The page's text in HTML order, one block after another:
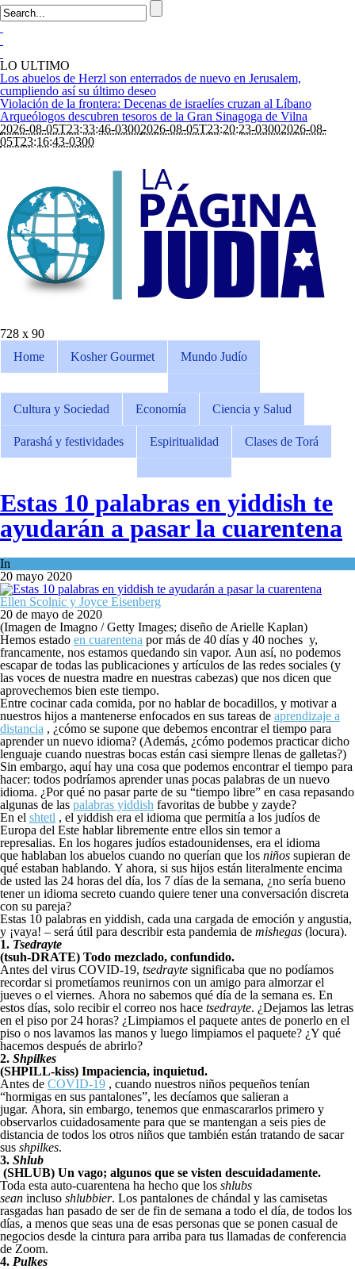
LO ULTIMO
Los abuelos de Herzl son enterrados de nuevo en Jerusalem,
cumpliendo así su último deseo
Violación de la frontera: Decenas de israelíes cruzan al Líbano
Arqueólogos descubren tesoros de la Gran Sinagoga de Vilna
2026-08-05T23:33:46-03002026-08-05T23:20:23-03002026-08-
05T23:16:43-0300
728 x 90
Home
Kosher Gourmet Mundo Judío
Cultura y Sociedad Economía Ciencia y Salud
Parashá y festividades Espiritualidad Clases de Torá
Estas 10 palabras en yiddish te
ayudarán a pasar la cuarentena
In
20 mayo 2020
Ellen Scolnic y Joyce Eisenberg
20 de mayo de 2020
(Imagen de Imagno / Getty Images; diseño de Arielle Kaplan)
Hemos estado en cuarentena por más de 40 días y 40 noches y,
francamente, nos estamos quedando sin vapor. Aun así, no podemos
escapar de todas las publicaciones y artículos de las redes sociales (y
las voces de nuestra madre en nuestras cabezas) que nos dicen que
aprovechemos bien este tiempo.
Entre cocinar cada comida, por no hablar de bocadillos, y motivar a
nuestros hijos a mantenerse enfocados en sus tareas de aprendizaje a
distancia , ¿cómo se supone que debemos encontrar el tiempo para
aprender un nuevo idioma? (Además, ¿cómo podemos practicar dicho
lenguaje cuando nuestras bocas están casi siempre llenas de galletas?)
Sin embargo, aquí hay una cosa que podemos encontrar el tiempo para
hacer: todos podríamos aprender unas pocas palabras de un nuevo
idioma. ¿Por qué no pasar parte de su “tiempo libre” en casa repasando
algunas de las palabras yiddish favoritas de bubbe y zayde?
En el shtetl , el yiddish era el idioma que permitía a los judíos de
Europa del Este hablar libremente entre ellos sin temor a
represalias. En los hogares judíos estadounidenses, era el idioma
que hablaban los abuelos cuando no querían que los niños supieran de
qué estaban hablando. Y ahora, si sus hijos están literalmente encima
de usted las 24 horas del día, los 7 días de la semana, ¿no sería bueno
tener un idioma secreto cuando quiere tener una conversación discreta
con su pareja?
Estas 10 palabras en yiddish, cada una cargada de emoción y angustia,
y ¡vaya! – será útil para describir esta pandemia de mishegas (locura).
1. Tsedrayte
(tsuh-DRATE) Todo mezclado, confundido.
Antes del virus COVID-19, tsedrayte significaba que no podíamos
recordar si prometíamos reunirnos con un amigo para almorzar el
jueves o el viernes. Ahora no sabemos qué día de la semana es. En
estos días, solo recibir el correo nos hace tsedrayte. ¿Dejamos las letras
en el piso por 24 horas? ¿Limpiamos el paquete antes de ponerlo en el
piso o nos lavamos las manos y luego limpiamos el paquete? ¿Y qué
hacemos después de abrirlo?
2. Shpilkes
(SHPILL-kiss) Impaciencia, inquietud.
Antes de COVID-19 , cuando nuestros niños pequeños tenían
“hormigas en sus pantalones”, les decíamos que salieran a
jugar. Ahora, sin embargo, tenemos que enmascararlos primero y
observarlos cuidadosamente para que se mantengan a seis pies de
distancia de todos los otros niños que también están tratando de sacar
sus shpilkes.
3. Shlub
(SHLUB) Un vago; algunos que se visten descuidadamente.
Toda esta auto-cuarentena ha hecho que los shlubs
sean incluso shlubbier. Los pantalones de chándal y las camisetas
rasgadas han pasado de ser de fin de semana a todo el día, de todos los
días, a menos que seas una de esas personas que se ponen casual de
negocios desde la cintura para arriba para tus llamadas de conferencia
de Zoom.
4. Pulkes